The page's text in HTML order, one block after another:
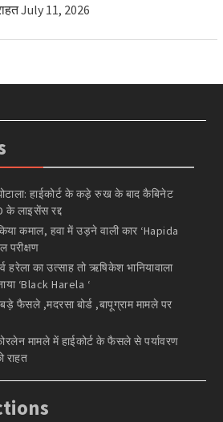
July 11, 2026
हाईकोर्ट के कड़े रुख के बाद कैबिनेट
के लाइसेंस रद्द
कमाल, हवा में उड़ने वाली कार ‘Hapida
परीक्षण
का उत्साह तो ऋषिकेश भानियावाला
‘Black Harela ‘
फैसले ,मदरसा बोर्ड ,बापूग्राम मामले पर
मामले में हाईकोर्ट के फैसले से पर्यावरण
राहत